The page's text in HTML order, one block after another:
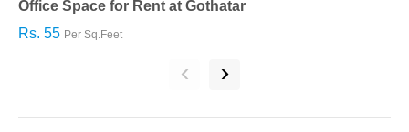
Office Space for Rent at Gothatar
Rs. 55 Per Sq.Feet
‹ ›